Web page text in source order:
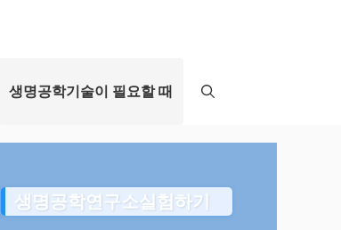
생명공학기술이 필요할 때
생명공학연구소실험하기